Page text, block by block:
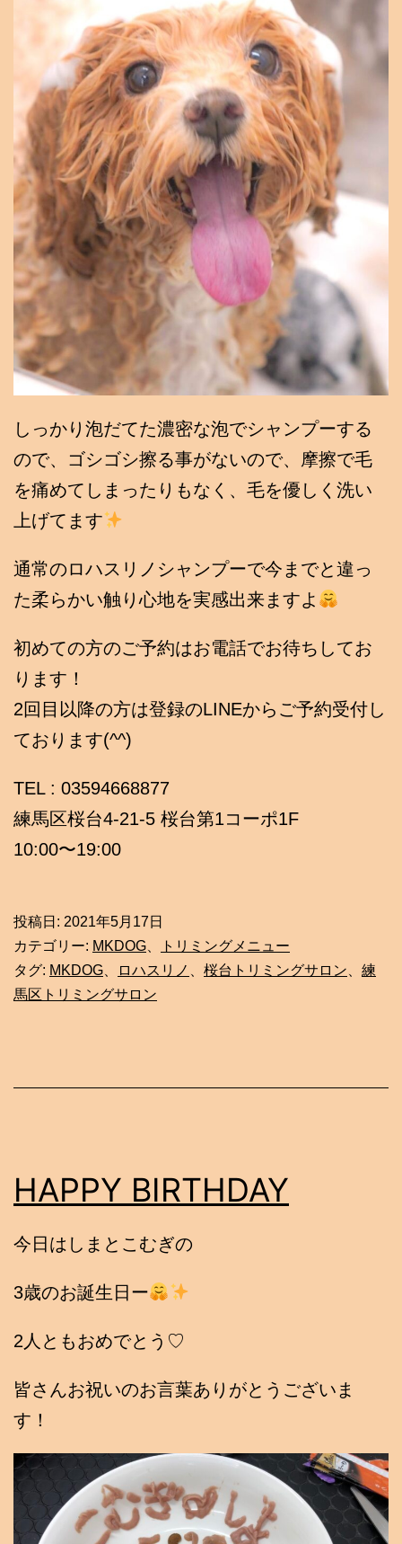
しっかり泡だてた濃密な泡でシャンプーする
ので、ゴシゴシ擦る事がないので、摩擦で毛
を痛めてしまったりもなく、毛を優しく洗い
上げてます
通常のロハスリノシャンプーで今までと違っ
た柔らかい触り心地を実感出来ますよ
初めての方のご予約はお電話でお待ちしてお
ります！
2回目以降の方は登録のLINEからご予約受付し
ております(^^)
TEL : 03594668877
練馬区桜台4-21-5 桜台第1コーポ1F
10:00〜19:00
投稿日: 2021年5月17日
カテゴリー: MKDOG
トリミングメニュー
タグ: MKDOG ロハスリノ 桜台トリミングサロン
練
馬区トリミングサロン
HAPPY BIRTHDAY
今日はしまとこむぎの
3歳のお誕生日ー
2人ともおめでとう♡
皆さんお祝いのお言葉ありがとうございま
す！